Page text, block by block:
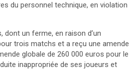
du personnel technique, en violation
un ferme, en raison d’un
trois matchs et a reçu une amende
globale de 260 000 euros pour le
inappropriée de ses joueurs et